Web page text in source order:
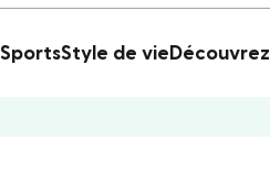
SportsStyle de vie Découvrez